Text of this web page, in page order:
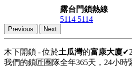
露台門鎖熱線
5114 5114
Previous Next
木下開鎖 - 位於土瓜灣的富康大廈
我們的鎖匠團隊全年365天，24小時